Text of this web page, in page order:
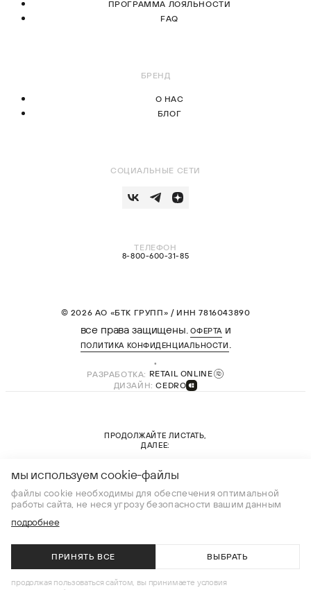
В КОРЗИНУ
СОЦИАЛЬНЫЕ СЕТИ
ТЕЛЕФОН
8-800-600-31-85
ПРОГРАММА ЛОЯЛЬНОСТИ
FAQ
БРЕНД
О НАС
БЛОГ
© 2026 АО «БТК ГРУПП» / ИНН 7816043890
все права защищены.ОФЕРТА и
ПОЛИТИКА КОНФИДЕНЦИАЛЬНОСТИ
РАЗРАБОТКА: RETAIL ONLINE
ДИЗАЙН:CEDRO
ПРОДОЛЖАЙТЕ ЛИСТАТЬ,
ДАЛЕЕ:
новая коллекция
мы используем cookie-файлы
файлы cookie необходимы для обеспечения оптимальной
работы сайта, не неся угрозу безопасности вашим данным
подробнее
ПРИНЯТЬ ВСЕ ВЫБРАТЬ
продолжая пользоваться сайтом, вы принимаете условия